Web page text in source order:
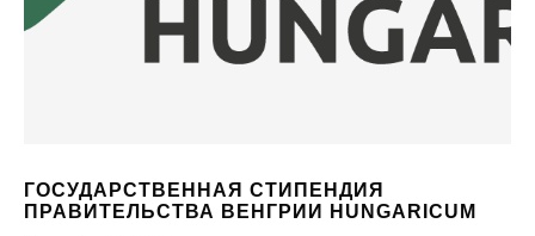
ГОСУДАРСТВЕННАЯ СТИПЕНДИЯ
ПРАВИТЕЛЬСТВА ВЕНГРИИ HUNGARICUM